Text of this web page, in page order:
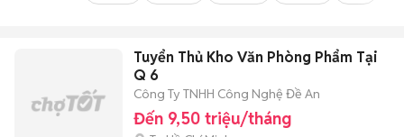
Tuyển Thủ Kho Văn Phòng Phẩm Tại
Q 6
Công Ty TNHH Công Nghệ Đề An
Đến 9,50 triệu/tháng